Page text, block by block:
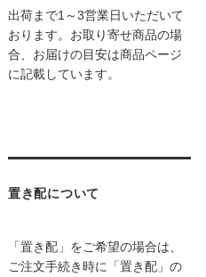
出荷まで1～3営業日いただいて
おります。お取り寄せ商品の場
合、お届けの目安は商品ページ
に記載しています。
置き配について
「置き配」をご希望の場合は、
ご注文手続き時に「置き配」の